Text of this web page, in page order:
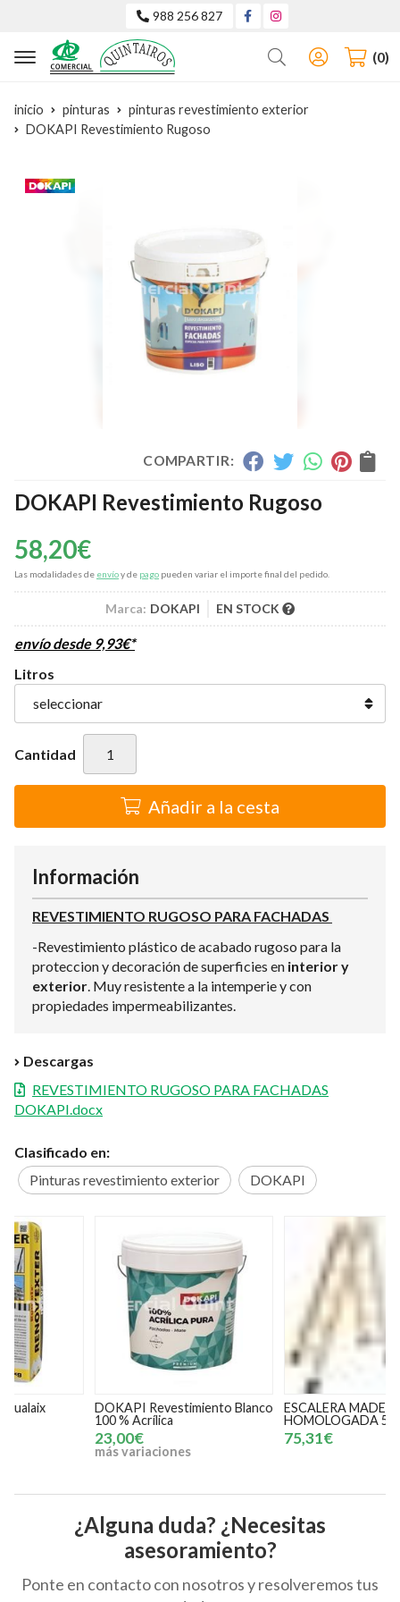
988 256 827
Buscar 0
inicio pinturas
pinturas revestimiento exterior
DOKAPI Revestimiento Rugoso
COMPARTIR:
DOKAPI Revestimiento Rugoso
58,20€
Las modalidades de envíoy de pago pueden variar el importe final del pedido.
Marca: DOKAPI EN STOCK
envío desde 9,93€*
Litros
Cantidad
Añadir a la cesta
Información
REVESTIMIENTO RUGOSO PARA FACHADAS
-Revestimiento plástico de acabado rugoso para la
proteccion y decoración de superficies en interior y
exterior. Muy resistente a la intemperie y con
propiedades impermeabilizantes.
Descargas
REVESTIMIENTO RUGOSO PARA FACHADAS
DOKAPI.docx
Clasificado en:
Pinturas revestimiento exterior
DOKAPI
DOKAPI Revestimiento Blanco
más variaciones
ESCALERA MADERA
HOMOLOGADA 5 PELDAÑOS
¿Alguna duda? ¿Necesitas
asesoramiento?
Ponte en contacto con nosotros y resolveremos tus